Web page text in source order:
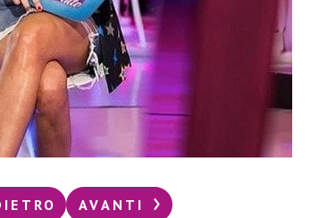
AVANTI